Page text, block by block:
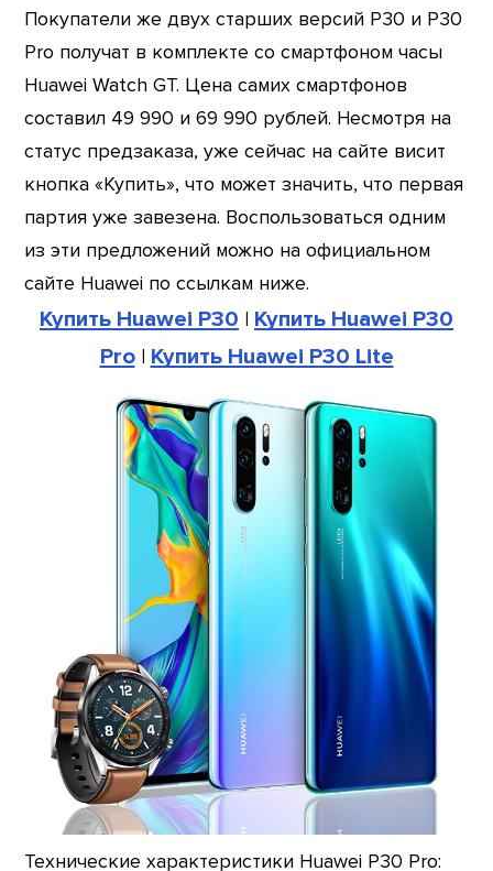
Покупатели же двух старших версий P30 и P30
Pro получат в комплекте со смартфоном часы
Huawei Watch GT. Цена самих смартфонов
составил 49 990 и 69 990 рублей. Несмотря на
статус предзаказа, уже сейчас на сайте висит
кнопка «Купить», что может значить, что первая
партия уже завезена. Воспользоваться одним
из эти предложений можно на официальном
сайте Huawei по ссылкам ниже.
Купить Huawei P30 | Купить Huawei P30
Pro| Купить Huawei P30 Lite
Технические характеристики Huawei P30 Pro: